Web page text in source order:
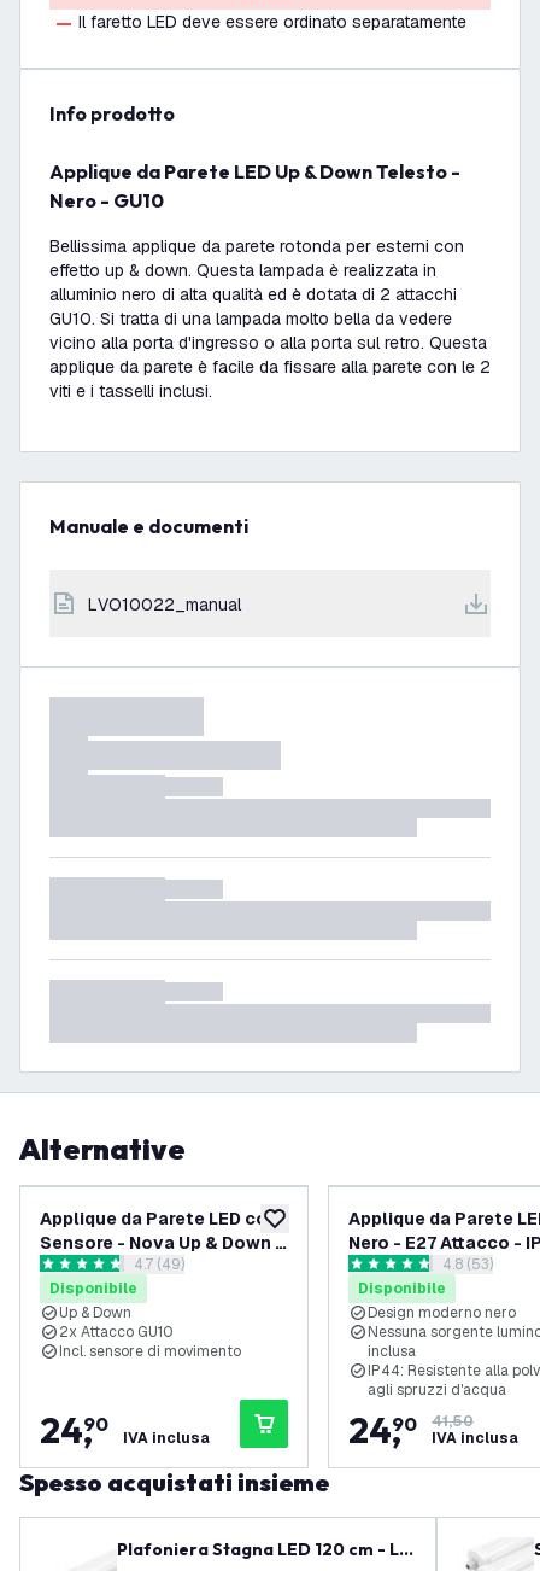
Il faretto LED deve essere ordinato separatamente
info prodotto
Applique da Parete LED Up & Down Telesto -
Nero - GU10
Bellissima applique da parete rotonda per esterni con
effetto up & down. Questa lampada è realizzata in
alluminio nero di alta qualità ed è dotata di 2 attacchi
GU10. Si tratta di una lampada molto bella da vedere
vicino alla porta d'ingresso o alla porta sul retro. Questa
applique da parete è facile da fissare alla parete con le 2
viti e i tasselli inclusi.
Manuale e documenti
LVO10022_manual
Alternative
aggiungi alla lista desideri
Applique da Parete LED con
Sensore - Nova Up & Down -
GU10 - Neroapri il cassetto delle recensioni
4.7 stelle di valutazione
4.7 (49)
Disponibile
Up & Down
2x Attacco GU10
Incl. sensore di movimento
24,
90
IVA inclusa
Applique da Parete
Nero - E27 Attacco -
apri il
4.8 stelle di valutazione
4.8 (53)
Disponibile
Design moderno nero
Nessuna sorgente
inclusa
IP44: Resistente alla
agli spruzzi d'acqua
24,
90
41,50
IVA inclusa
Spesso acquistati insieme
Plafoniera Stagna LED 120 cm - LE